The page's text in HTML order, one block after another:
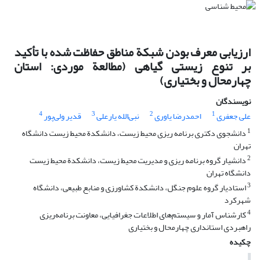
ارزیابی معرف بودن شبکة مناطق حفاظت شده با تأکید
بر تنوع زیستی گیاهی (مطالعة موردی: استان
چهارمحال و بختیاری)
نویسندگان
علی جعفری1 احمد‌رضا یاوری2 نبی‌الله یار‌علی3 قدیر ولی‌پور4
1 دانشجوی دکتری برنامه ریزی محیط زیست، دانشکدة محیط زیست ‌دانشگاه
تهران
2دانشیار گروه برنامه ریزی و مدیریت محیط زیست، دانشکدة محیط زیست
دانشگاه تهران
3استادیار گروه علوم جنگل، دانشکدة کشاورزی و منابع طبیعی، دانشگاه
شهرکرد
4کارشناس آمار و سیستم‌های اطلاعات جغرافیایی، معاونت برنامه‌ریزی
راهبردی استانداری چهارمحال و بختیاری
چکیده